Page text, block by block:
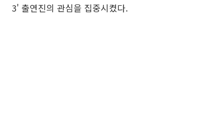
3' 출연진의 관심을 집중시켰다.